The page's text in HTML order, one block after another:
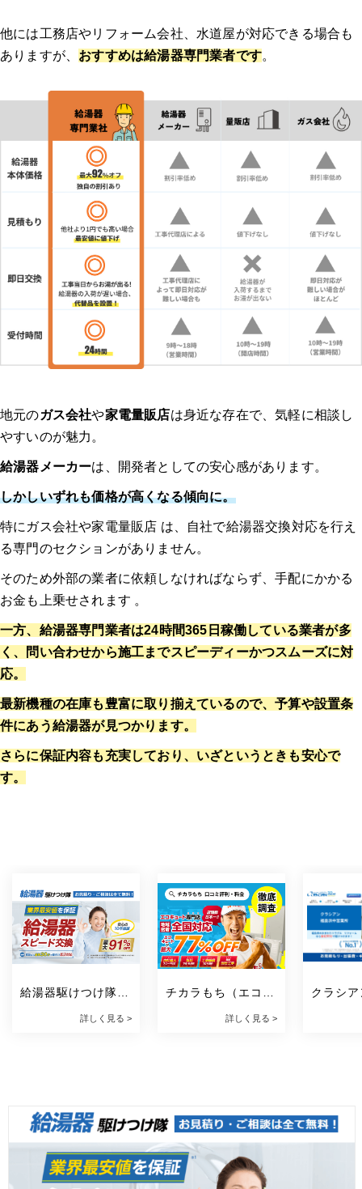
他には工務店やリフォーム会社、水道屋が対応できる場合も
ありますが、 おすすめは給湯器専門業者です。
地元のガス会社や家電量販店は身近な存在で、気軽に相談し
やすいのが魅力。
給湯器メーカーは、開発者としての安心感があります。
しかしいずれも価格が高くなる傾向に。
特にガス会社や家電量販店 は、自社で給湯器交換対応を行え
る専門のセクションがありません。
そのため外部の業者に依頼しなければならず、手配にかかる
お金も上乗せされます 。
一方、給湯器専門業者は24時間365日稼働している業者が多
く、問い合わせから施工までスピーディーかつスムーズに対
応。
最新機種の在庫も豊富に取り揃えているので、予算や設置条
件にあう給湯器が見つかります。
さらに保証内容も充実しており、いざというときも安心で
す。
給湯器駆けつけ隊
詳しく見る >
チカラもち（エコキ
詳しく見る >
クラシ